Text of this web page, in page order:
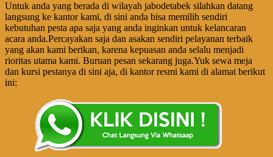
Untuk anda yang berada di wilayah jabodetabek silahkan datang
langsung ke kantor kami, di sini anda bisa memilih sendiri
kebutuhan pesta apa saja yang anda inginkan untuk kelancaran
acara anda.Percayakan saja dan asakan sendiri pelayanan terbaik
yang akan kami berikan, karena kepuasan anda selalu menjadi
rioritas utama kami. Buruan pesan sekarang juga.Yuk sewa meja
dan kursi pestanya di sini aja, di kantor resmi kami di alamat berikut
ini: